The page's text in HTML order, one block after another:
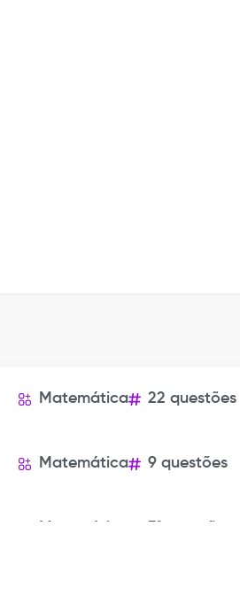
Matemática 22 questões
Matemática 9 questões